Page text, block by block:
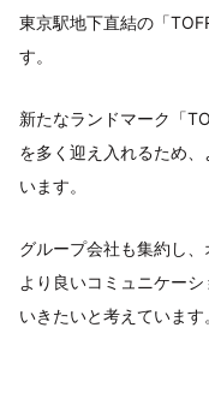
東京駅地下直結の「
す。
新たなランドマーク「
を多く迎え入れるため
います。
グループ会社も集約し
より良いコミュニケー
いきたいと考えています